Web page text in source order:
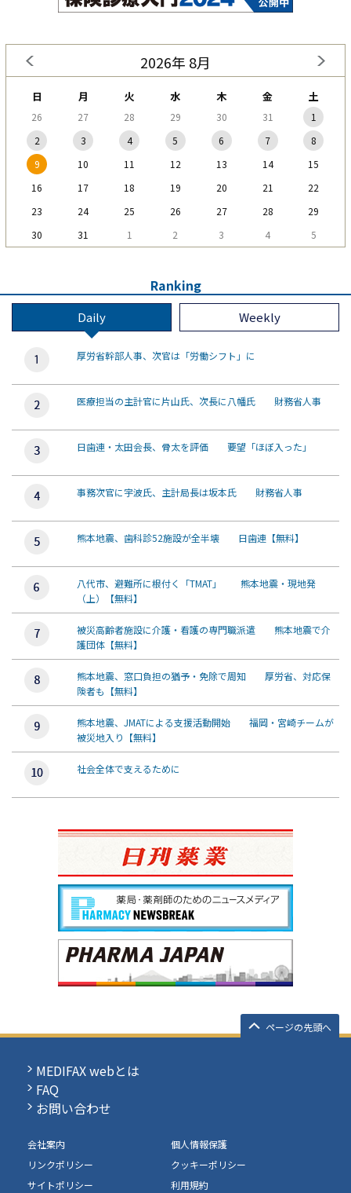
2026年 8月
日 月 火 水 木 金 土
26 27 28 29 30 31
1
2
3 4 5 6 7
8
9
10 11 12 13 14
15
16
17 18 19 20 21
22
23
24 25 26 27 28
29
30
31 1 2 3 4 5
Ranking
Daily Weekly
厚労省幹部人事、次官は「労働シフト」に
医療担当の主計官に片山氏、次長に八幡氏 財務省人事
日歯連・太田会長、骨太を評価 要望「ほぼ入った」
事務次官に宇波氏、主計局長は坂本氏 財務省人事
熊本地震、歯科診52施設が全半壊 日歯連【無料】
八代市、避難所に根付く「TMAT」 熊本地震・現地発
（上）【無料】
被災高齢者施設に介護・看護の専門職派遣 熊本地震で介
護団体【無料】
熊本地震、窓口負担の猶予・免除で周知 厚労省、対応保
険者も【無料】
熊本地震、JMATによる支援活動開始 福岡・宮崎チームが
被災地入り【無料】
社会全体で支えるために
ページの先頭へ
MEDIFAX webとは
FAQ
お問い合わせ
会社案内
個人情報保護
リンクポリシー
クッキーポリシー
サイトポリシー
利用規約